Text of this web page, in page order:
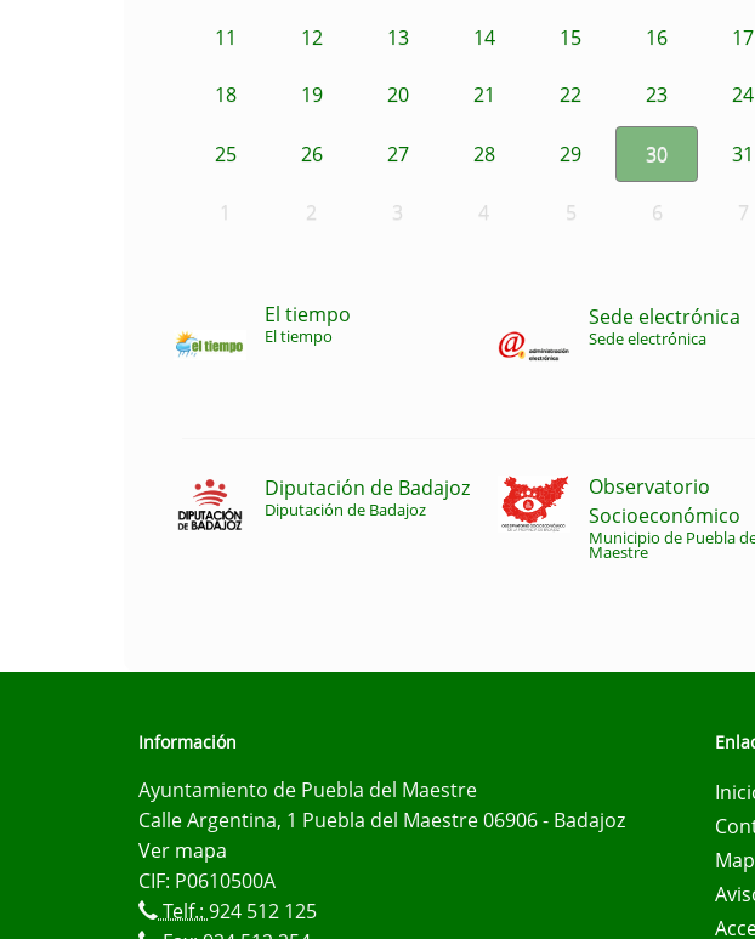
11 12 13 14 15 16 17
18 19 20 21 22 23 24
25 26 27 28 29 30 31
1 2 3 4 5 6 7
El tiempo
El tiempo
Sede electrónica
Sede electrónica
Diputación de Badajoz
Diputación de Badajoz
Observatorio
Socioeconómico
Municipio de Puebla
Maestre
Información
Ayuntamiento de Puebla del Maestre
Calle Argentina, 1 Puebla del Maestre 06906 - Badajoz
Ver mapa
CIF: P0610500A
Telf.: 924 512 125